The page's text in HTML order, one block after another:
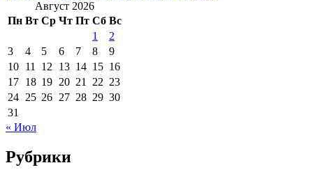
Август 2026
Пн Вт Ср Чт Пт Сб Вс
1
2
3
4 5 6 7 8
9
10 11 12 13 14 15 16
17 18 19 20 21 22 23
24 25 26 27 28 29 30
31
« Июл
Рубрики